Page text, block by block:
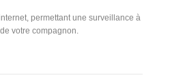
permettant une surveillance à
votre compagnon.